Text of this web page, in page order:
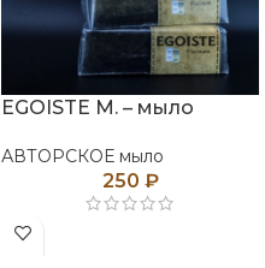
EGOISTE M. – мыло
АВТОРСКОЕ мыло
250 ₽